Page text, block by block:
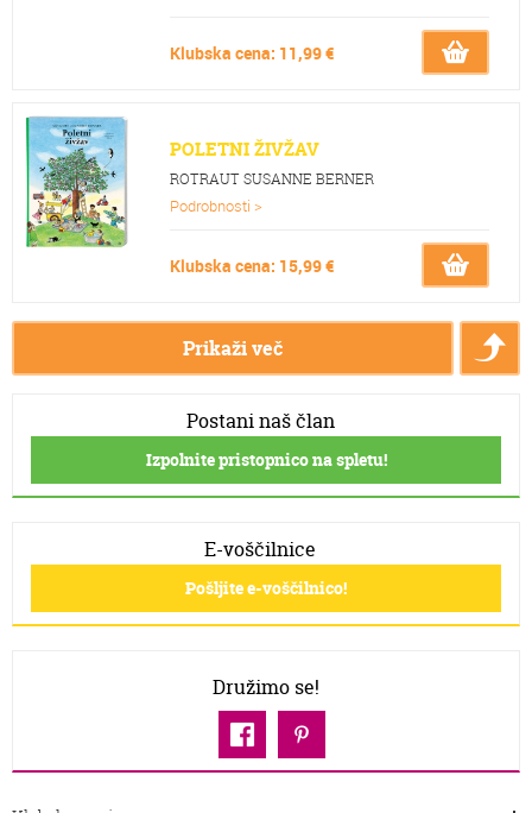
Klubska cena: 11,99 €
POLETNI ŽIVŽAV
ROTRAUT SUSANNE BERNER
Podrobnosti >
Klubska cena: 15,99 €
Prikaži več
Postani naš član
Izpolnite pristopnico na spletu!
E-voščilnice
Pošljite e-voščilnico!
Družimo se!